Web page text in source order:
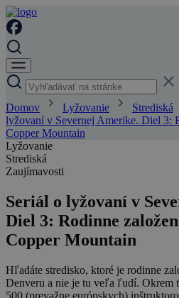
Domov Lyžovanie Strediská
lyžovaní v Severnej Amerike. Diel 3:
Copper Mountain
Lyžovanie
Strediská
Zaujímavosti
Seriál o lyžovaní v
Diel 3: Rodinne
Copper Mountain
Hľadáte stredisko, ktoré je rodinne
Denveru a nie je tu veľa ľudí. Okrem
500 (prevažne európskych)